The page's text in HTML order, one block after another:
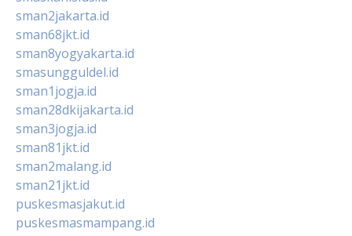
sman2jakarta.id
sman68jkt.id
sman8yogyakarta.id
smasungguldel.id
sman1jogja.id
sman28dkijakarta.id
sman3jogja.id
sman81jkt.id
sman2malang.id
sman21jkt.id
puskesmasjakut.id
puskesmasmampang.id